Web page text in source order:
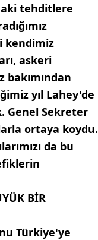
tehditlere
kendimiz
askeri
yıl Lahey'de
Genel Sekreter
ortaya koydu.
da bu
BİR
Türkiye'ye